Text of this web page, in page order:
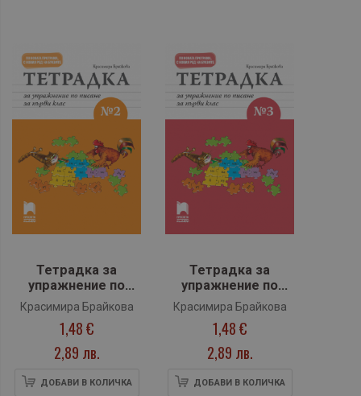
Тетрадка за
упражнение по
писане №2 за 1.
клас (Просвета
Плюс)
Красимира Брайкова
1,48 €
2,89 лв.
ДОБАВИ В КОЛИЧКА
Тетрадка за
упражнение по
писане №3 за 1.
клас (Просвета
Плюс)
Красимира Брайкова
1,48 €
2,89 лв.
ДОБАВИ В КОЛИЧКА